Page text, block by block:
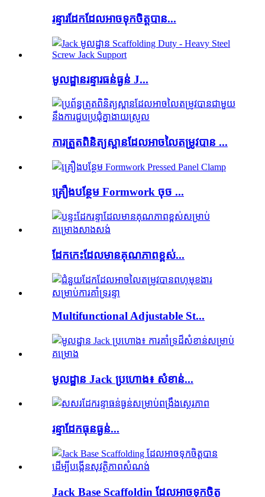
រន្ទារដែកដែលអាចទុកចិត្តបាន...
មូលដ្ឋានរន្ទារធន់ធ្ងន់ J...
ការត្រួតពិនិត្យស្ពានដែលអាចលៃតម្រូវបាន ...
គ្រឿងបន្ថែម Formwork ចុច ...
ដែកកេះដែលមានគុណភាពខ្ពស់...
Multifunctional Adjustable St...
មូលដ្ឋាន Jack ប្រហោង៖ សំខាន់...
រន្ទា​ដែក​ធុន​ធ្ងន់...
Jack Base Scaffoldin ដែលអាចទុកចិត្ត